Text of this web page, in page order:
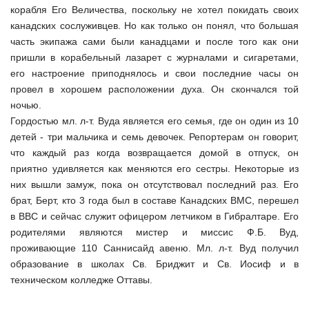
корабля Его Величества, поскольку не хотел покидать своих
канадских сослуживцев. Но как только он понял, что большая
часть экипажа сами были канадцами и после того как они
пришли в корабельный лазарет с журналами и сигаретами,
его настроение приподнялось и свои последние часы он
провел в хорошем расположении духа. Он скончался той
ночью.
Гордостью мл. л-т. Вуда является его семья, где он один из 10
детей - три мальчика и семь девочек. Репортерам он говорит,
что каждый раз когда возвращается домой в отпуск, он
приятно удивляется как меняются его сестры. Некоторые из
них вышли замуж, пока он отсутствовал последний раз. Его
брат, Берт, кто 3 года был в составе Канадских ВМС, перешел
в ВВС и сейчас служит офицером летчиком в Гибралтаре. Его
родителями являются мистер и миссис Ф.Б. Вуд,
проживающие 110 Саннисайд авеню. Мл. л-т. Вуд получил
образование в школах Св. Бриджит и Св. Иосиф и в
техническом колледже Оттавы.